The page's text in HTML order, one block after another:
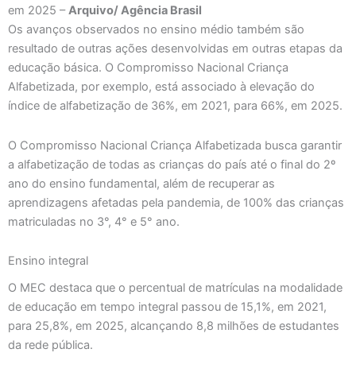
em 2025 –Arquivo/ Agência Brasil
Os avanços observados no ensino médio também são
resultado de outras ações desenvolvidas em outras etapas da
educação básica. O Compromisso Nacional Criança
Alfabetizada, por exemplo, está associado à elevação do
índice de alfabetização de 36%, em 2021, para 66%, em 2025.
O Compromisso Nacional Criança Alfabetizada busca garantir
a alfabetização de todas as crianças do país até o final do 2º
ano do ensino fundamental, além de recuperar as
aprendizagens afetadas pela pandemia, de 100% das crianças
matriculadas no 3°, 4° e 5° ano.
Ensino integral
O MEC destaca que o percentual de matrículas na modalidade
de educação em tempo integral passou de 15,1%, em 2021,
para 25,8%, em 2025, alcançando 8,8 milhões de estudantes
da rede pública.